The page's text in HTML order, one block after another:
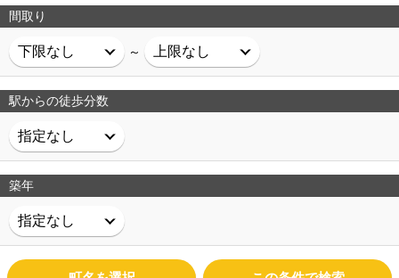
間取り
～
駅からの徒歩分数
築年